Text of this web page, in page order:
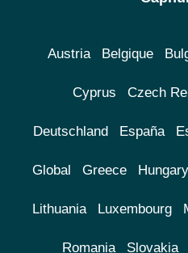
Austria Belgique
Cyprus Czech
Deutschland España
Global Greece Hungary
Lithuania Luxembourg
Romania Slovakia